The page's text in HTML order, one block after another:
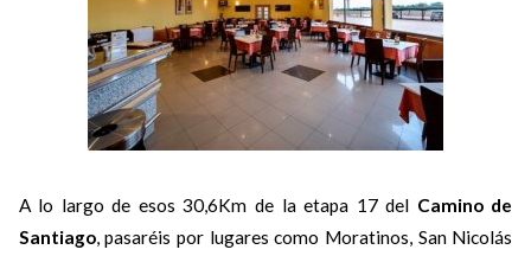
A lo largo de esos 30,6Km de la etapa 17 del Camino de
Santiago, pasaréis por lugares como Moratinos, San Nicolás